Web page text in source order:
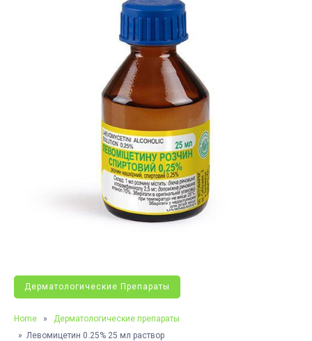
Дерматологические Препараты
Home »
Дерматологические препараты
» Левомицетин 0.25% 25 мл раствор